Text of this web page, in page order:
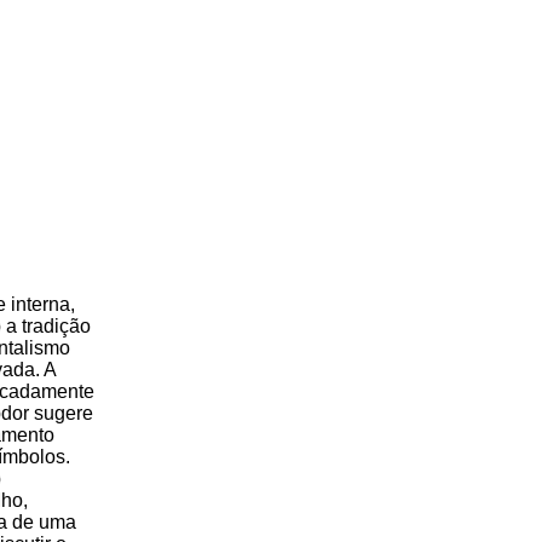
interna,
a tradição
A
sugere
de uma